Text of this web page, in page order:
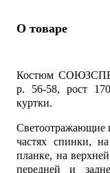
О товаре
Костюм
р. 56-58, рост
куртки.
Светоотражающие
частях спинки,
планке, на
передней и